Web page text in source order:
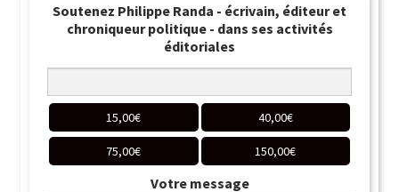
Soutenez Philippe Randa - écrivain, éditeur et
chroniqueur politique - dans ses activités
éditoriales
15,00€ 40,00€
75,00€ 150,00€
Votre message